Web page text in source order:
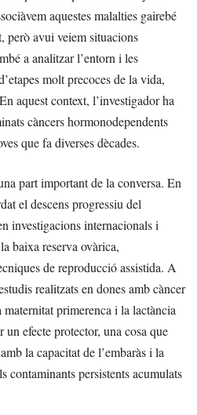
aquestes malalties gairebé
però avui veiem situacions
a analitzar l’entorn i les
molt precoces de la vida,
aquest context, l’investigador ha
càncers hormonodependents
que fa diverses dècades.
part important de la conversa. En
el descens progressiu del
investigacions internacionals i
baixa reserva ovàrica,
de reproducció assistida. A
realitzats en dones amb càncer
primerenca i la lactància
efecte protector, una cosa que
la capacitat de l’embaràs i la
contaminants persistents acumulats